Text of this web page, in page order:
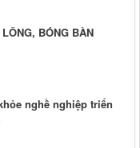
BÓNG BÀN
nghề nghiệp triển